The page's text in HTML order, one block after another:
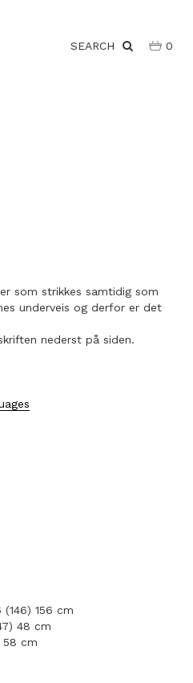
SEARCH 0
som strikkes samtidig som
underveis og derfor er det
nederst på siden.
(146) 156 cm
48 cm
58 cm